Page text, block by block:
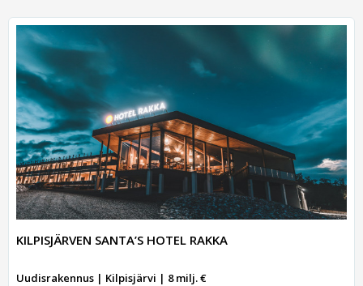
KILPISJÄRVEN SANTA’S HOTEL RAKKA
Uudisrakennus | Kilpisjärvi | 8 milj. €